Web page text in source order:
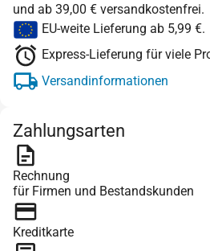
und ab 39,00 € versandkostenfrei.
EU-weite Lieferung ab 5,99 €.
Express-Lieferung für viele
Versandinformationen
Zahlungsarten
Rechnung
für Firmen und Bestandskunden
Kreditkarte